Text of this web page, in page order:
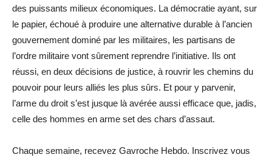
des puissants milieux économiques. La démocratie ayant, sur
le papier, échoué à produire une alternative durable à l’ancien
gouvernement dominé par les militaires, les partisans de
l’ordre militaire vont sûrement reprendre l’initiative. Ils ont
réussi, en deux décisions de justice, à rouvrir les chemins du
pouvoir pour leurs alliés les plus sûrs. Et pour y parvenir,
l’arme du droit s’est jusque là avérée aussi efficace que, jadis,
celle des hommes en arme set des chars d’assaut.
Chaque semaine, recevez Gavroche Hebdo. Inscrivez vous